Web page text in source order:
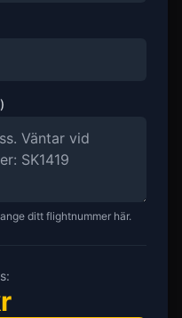
ditt flightnummer här.